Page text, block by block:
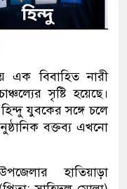
এক বিবাহিত নারী
সৃষ্টি হয়েছে।
যুবকের সঙ্গে চলে
বক্তব্য এখনো
হাতিয়াড়া